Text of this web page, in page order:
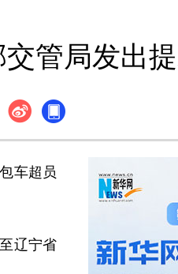
管局发出
车超员
辽宁省